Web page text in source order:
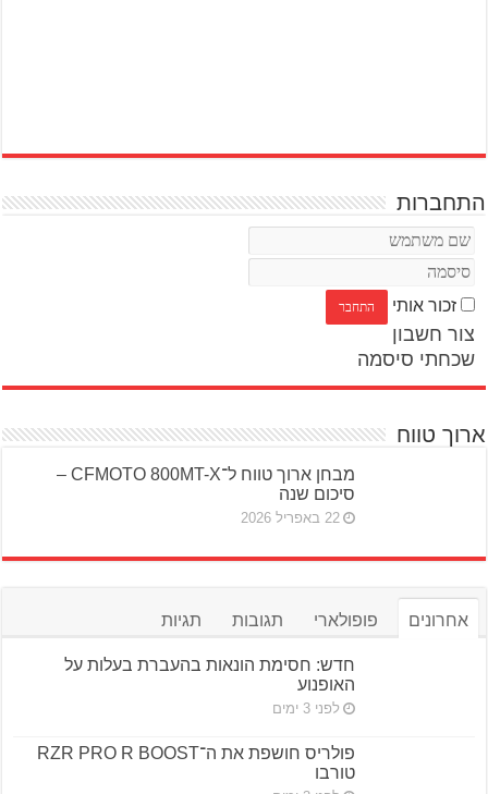
התחברות
זכור אותי
צור חשבון
שכחתי סיסמה
ארוך טווח
מבחן ארוך טווח ל־CFMOTO 800MT-X –
סיכום שנה
22 באפריל 2026
אחרונים פופולארי תגובות תגיות
חדש: חסימת הונאות בהעברת בעלות על
האופנוע
לפני 3 ימים
פולריס חושפת את ה־RZR PRO R BOOST
טורבו